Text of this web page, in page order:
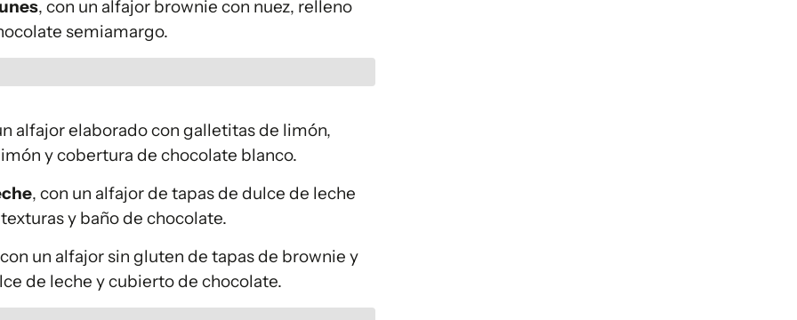
, con un alfajor brownie con nuez, relleno
semiamargo.
alfajor elaborado con galletitas de limón,
y cobertura de chocolate blanco.
, con un alfajor de tapas de dulce de leche
y baño de chocolate.
un alfajor sin gluten de tapas de brownie y
de leche y cubierto de chocolate.